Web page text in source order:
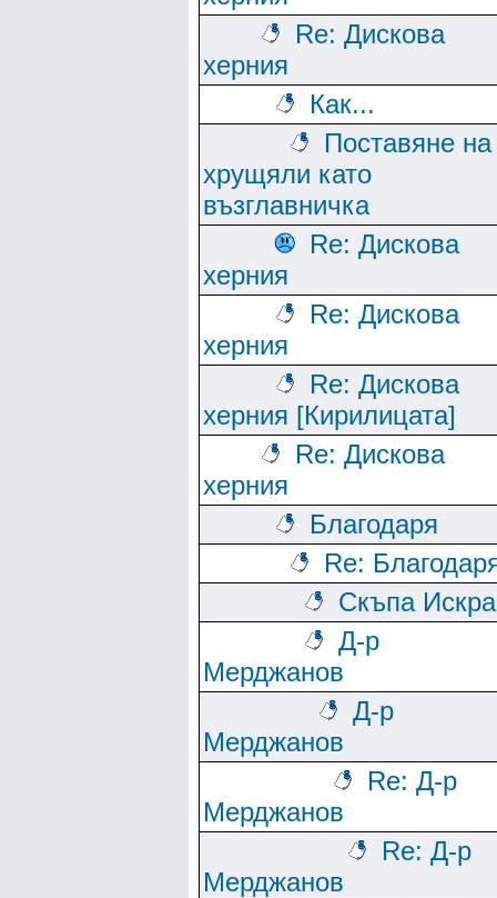
Re: Дискова
херния
Как...
Поставяне на
хрущяли като
възглавничка
Re: Дискова
херния
Re: Дискова
херния
Re: Дискова
херния [Кирилицата]
Re: Дискова
херния
Благодаря
Re:
Скъпа Искра
Д-р
Мерджанов
Д-р
Мерджанов
Re: Д-р
Мерджанов
Re: Д-р
Мерджанов